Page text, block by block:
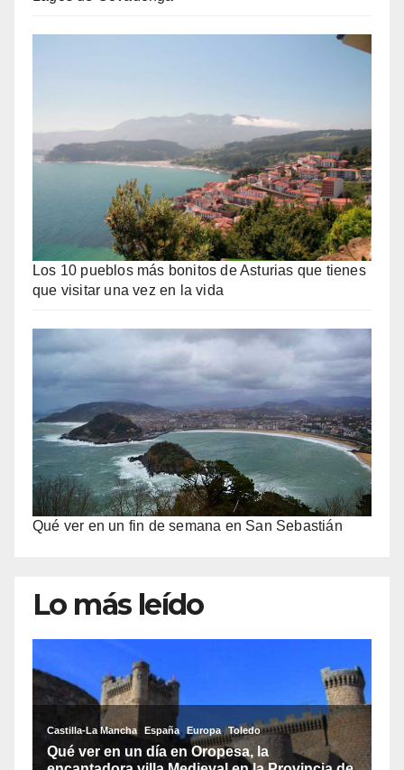
Los 10 pueblos más bonitos de Asturias que tienes
que visitar una vez en la vida
Qué ver en un fin de semana en San Sebastián
Lo más leído